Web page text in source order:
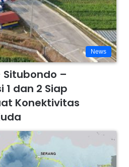
News
Situbondo –
1 dan 2 Siap
Konektivitas